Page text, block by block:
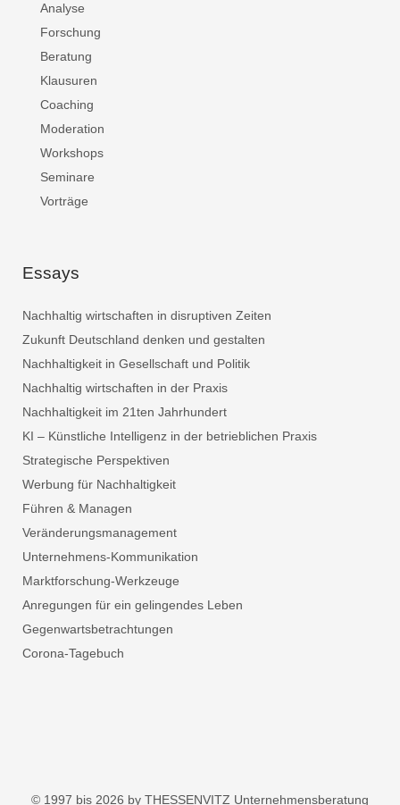
Analyse
Forschung
Beratung
Klausuren
Coaching
Moderation
Workshops
Seminare
Vorträge
Essays
Nachhaltig wirtschaften in disruptiven Zeiten
Zukunft Deutschland denken und gestalten
Nachhaltigkeit in Gesellschaft und Politik
Nachhaltig wirtschaften in der Praxis
Nachhaltigkeit im 21ten Jahrhundert
KI – Künstliche Intelligenz in der betrieblichen Praxis
Strategische Perspektiven
Werbung für Nachhaltigkeit
Führen & Managen
Veränderungsmanagement
Unternehmens-Kommunikation
Marktforschung-Werkzeuge
Anregungen für ein gelingendes Leben
Gegenwartsbetrachtungen
Corona-Tagebuch
© 1997 bis 2026 by THESSENVITZ Unternehmensberatung